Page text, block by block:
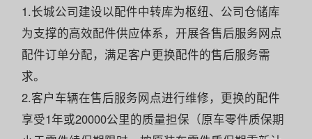
1.长城公司建设以配件中转库为枢纽、公司仓储库
为支撑的高效配件供应体系，开展各售后服务网点
配件订单分配，满足客户更换配件的售后服务需
求。
2.客户车辆在售后服务网点进行维修，更换的配件
享受1年或20000公里的质量担保（原车零件质保期